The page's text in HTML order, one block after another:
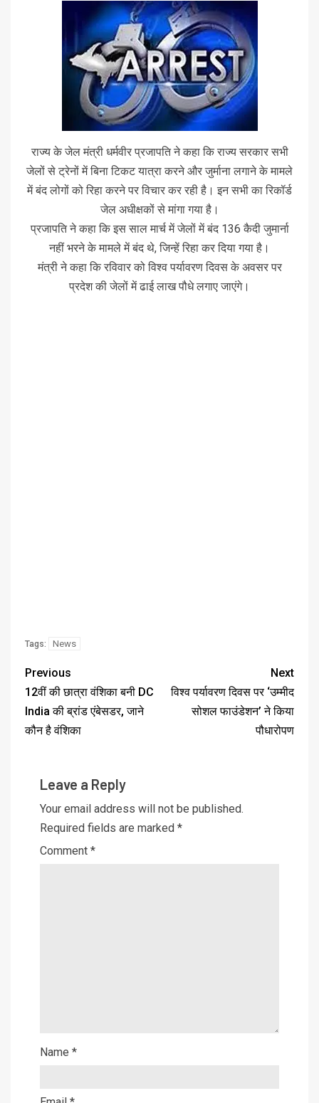
राज्य के जेल मंत्री धर्मवीर प्रजापति ने कहा कि राज्य सरकार सभी
जेलों से ट्रेनों में बिना टिकट यात्रा करने और जुर्माना लगाने के मामले
में बंद लोगों को रिहा करने पर विचार कर रही है। इन सभी का रिकॉर्ड
जेल अधीक्षकों से मांगा गया है।
प्रजापति ने कहा कि इस साल मार्च में जेलों में बंद 136 कैदी जुमार्ना
नहीं भरने के मामले में बंद थे, जिन्हें रिहा कर दिया गया है।
मंत्री ने कहा कि रविवार को विश्व पर्यावरण दिवस के अवसर पर
प्रदेश की जेलों में ढाई लाख पौधे लगाए जाएंगे।
Tags: News
Previous
12वीं की छात्रा वंशिका बनी DC
India की ब्रांड एंबेसडर, जाने
कौन है वंशिका
Next
विश्व पर्यावरण दिवस पर ‘उम्मीद
सोशल फाउंडेशन’ ने किया
पौधारोपण
Leave a Reply
Your email address will not be published.
Required fields are marked *
Comment *
Name *